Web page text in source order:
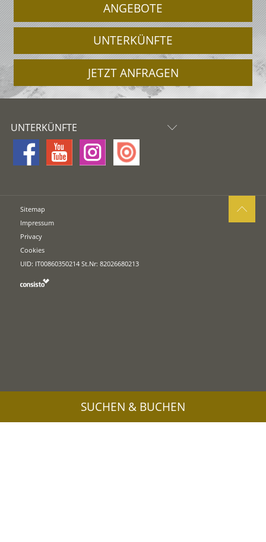
ANGEBOTE
UNTERKÜNFTE
JETZT ANFRAGEN
UNTERKÜNFTE
Sitemap
Impressum
Privacy
Cookies
UID: IT00860350214 St.Nr: 82026680213
SUCHEN & BUCHEN